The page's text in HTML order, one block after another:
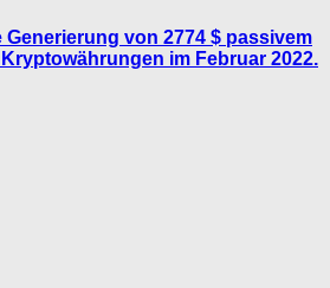
Generierung von 2774 $ passivem
im Februar 2022.